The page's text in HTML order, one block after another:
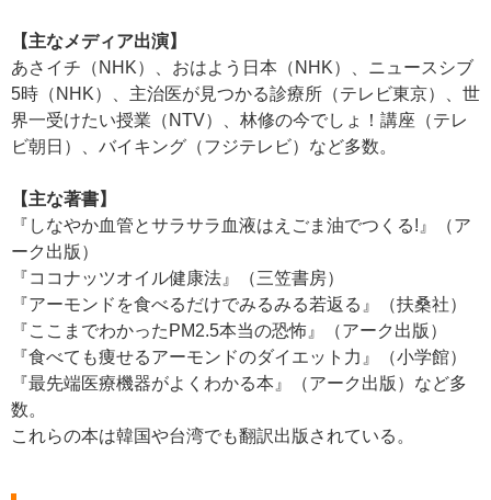
【主なメディア出演】
あさイチ（NHK）、おはよう日本（NHK）、ニュースシブ
5時（NHK）、主治医が見つかる診療所（テレビ東京）、世
界一受けたい授業（NTV）、林修の今でしょ！講座（テレ
ビ朝日）、バイキング（フジテレビ）など多数。
【主な著書】
『しなやか血管とサラサラ血液はえごま油でつくる!』（ア
ーク出版）
『ココナッツオイル健康法』（三笠書房）
『アーモンドを食べるだけでみるみる若返る』（扶桑社）
『ここまでわかったPM2.5本当の恐怖』（アーク出版）
『食べても痩せるアーモンドのダイエット力』（小学館）
『最先端医療機器がよくわかる本』（アーク出版）など多
数。
これらの本は韓国や台湾でも翻訳出版されている。